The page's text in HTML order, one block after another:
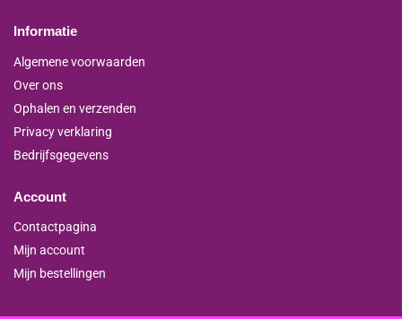
Informatie
Algemene voorwaarden
Over ons
Ophalen en verzenden
Privacy verklaring
Bedrijfsgegevens
Account
Contactpagina
Mijn account
Mijn bestellingen